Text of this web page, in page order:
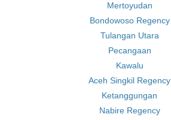
Mertoyudan
Bondowoso Regency
Tulangan Utara
Pecangaan
Kawalu
Aceh Singkil Regency
Ketanggungan
Nabire Regency